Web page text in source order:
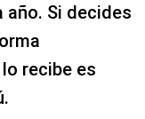
Si decides
recibe es